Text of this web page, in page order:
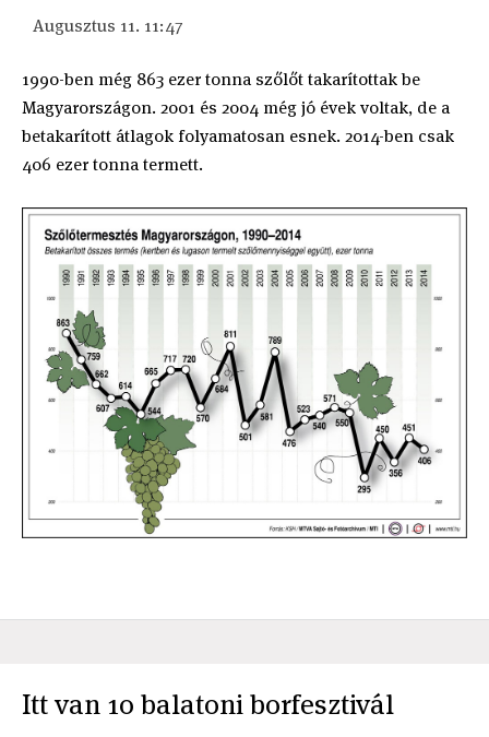
Augusztus 11. 11:47
1990-ben még 863 ezer tonna szőlőt takarítottak be
Magyarországon. 2001 és 2004 még jó évek voltak, de a
betakarított átlagok folyamatosan esnek. 2014-ben csak
406 ezer tonna termett.
Itt van 10 balatoni borfesztivál